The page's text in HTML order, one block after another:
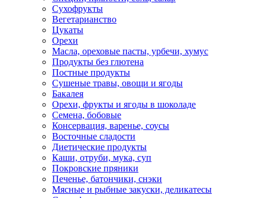
Сухофрукты
Вегетарианство
Цукаты
Орехи
Масла, ореховые пасты, урбечи, хумус
Продукты без глютена
Постные продукты
Сушеные травы, овощи и ягоды
Бакалея
Орехи, фрукты и ягоды в шоколаде
Семена, бобовые
Консервация, варенье, соусы
Восточные сладости
Диетические продукты
Каши, отруби, мука, суп
Покровские пряники
Печенье, батончики, снэки
Мясные и рыбные закуски, деликатесы